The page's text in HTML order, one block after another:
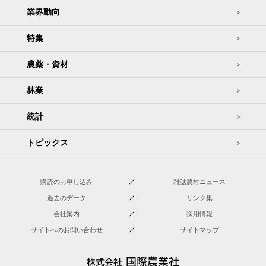
業界動向
特集
農薬・資材
林業
統計
トピックス
購読のお申し込み 雑誌農村ニュース
過去のデータ リンク集
会社案内 採用情報
サイトへのお問い合わせ サイトマップ